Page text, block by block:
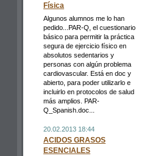
Física
Algunos alumnos me lo han
pedido...PAR-Q, el cuestionario
básico para permitir la práctica
segura de ejercicio físico en
absolutos sedentarios y
personas con algún problema
cardiovascular. Está en doc y
abierto, para poder utilizarlo e
incluirlo en protocolos de salud
más amplios. PAR-
Q_Spanish.doc...
20.02.2013 18:44
ACIDOS GRASOS
ESENCIALES